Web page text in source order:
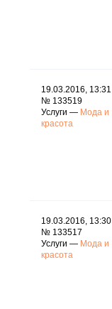
19.03.2016, 13:31
№ 133519
Услуги — Мода и
красота
19.03.2016, 13:30
№ 133517
Услуги — Мода и
красота